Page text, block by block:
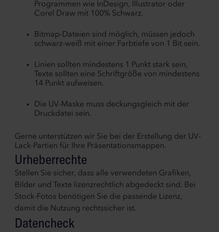
Programmen wie InDesign, Illustrator oder
Corel Draw mit 100% Schwarz.
Bitmap-Dateien sind möglich, müssen jedoch
schwarz-weiß mit einer Farbtiefe von 1 Bit sein.
Linien sollten mindestens 1 Punkt stark sein,
Texte sollten eine Schriftgröße von mindestens
14 Punkt aufweisen.
Die UV-Maske muss deckungsgleich mit der
Druckdatei sein.
Gerne unterstützen wir Sie bei der Erstellung der UV-
Lack-Partien für Ihre Präsentationsmappen.
Urheberrechte
Stellen Sie sicher, dass alle verwendeten Grafiken,
Bilder und Texte lizenzrechtlich abgedeckt sind. Bei
Stock-Fotos benötigen Sie die passende Lizenz,
damit die Nutzung rechtssicher ist.
Datencheck